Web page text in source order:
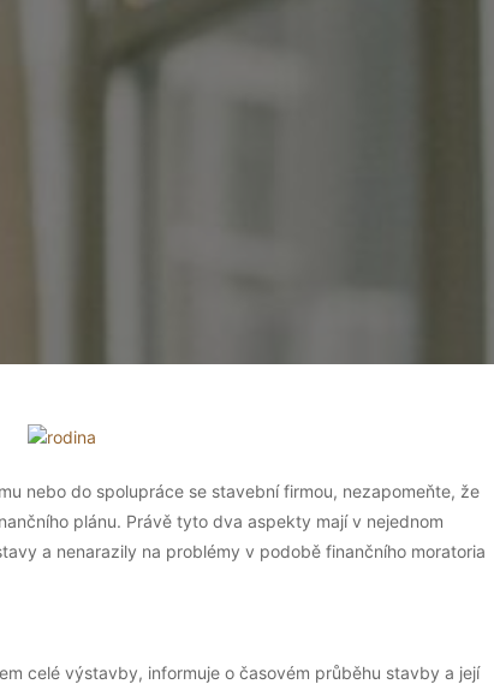
nebo do spolupráce se stavební firmou, nezapomeňte, že
plánu. Právě tyto dva aspekty mají v nejednom
a nenarazily na problémy v podobě finančního moratoria
celé výstavby, informuje o časovém průběhu stavby a její